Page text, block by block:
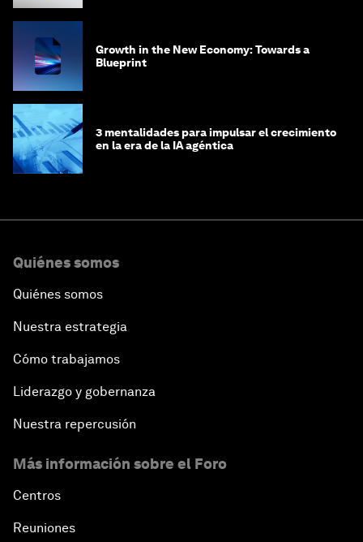
Growth in the New Economy: Towards a
Blueprint
3 mentalidades para impulsar el crecimiento
en la era de la IA agéntica
Quiénes somos
Quiénes somos
Nuestra estrategia
Cómo trabajamos
Liderazgo y gobernanza
Nuestra repercusión
Más información sobre el Foro
Centros
Reuniones